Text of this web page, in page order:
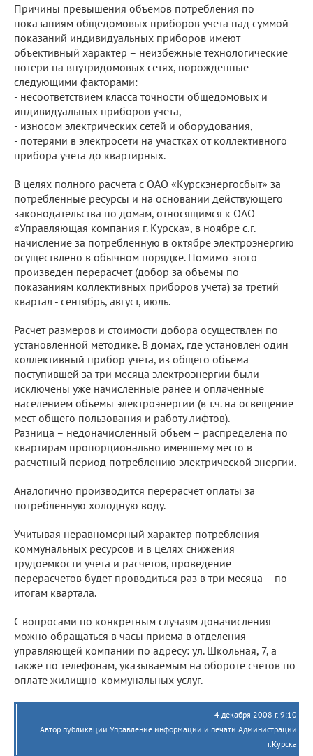
Причины превышения объемов потребления по
показаниям общедомовых приборов учета над суммой
показаний индивидуальных приборов имеют
объективный характер – неизбежные технологические
потери на внутридомовых сетях, порожденные
следующими факторами:
- несоответствием класса точности общедомовых и
индивидуальных приборов учета,
- износом электрических сетей и оборудования,
- потерями в электросети на участках от коллективного
прибора учета до квартирных.
В целях полного расчета с ОАО «Курскэнергосбыт» за
потребленные ресурсы и на основании действующего
законодательства по домам, относящимся к ОАО
«Управляющая компания г. Курска», в ноябре с.г.
начисление за потребленную в октябре электроэнергию
осуществлено в обычном порядке. Помимо этого
произведен перерасчет (добор за объемы по
показаниям коллективных приборов учета) за третий
квартал - сентябрь, август, июль.
Расчет размеров и стоимости добора осуществлен по
установленной методике. В домах, где установлен один
коллективный прибор учета, из общего объема
поступившей за три месяца электроэнергии были
исключены уже начисленные ранее и оплаченные
населением объемы электроэнергии (в т.ч. на освещение
мест общего пользования и работу лифтов).
Разница – недоначисленный объем – распределена по
квартирам пропорционально имевшему место в
расчетный период потреблению электрической энергии.
Аналогично производится перерасчет оплаты за
потребленную холодную воду.
Учитывая неравномерный характер потребления
коммунальных ресурсов и в целях снижения
трудоемкости учета и расчетов, проведение
перерасчетов будет проводиться раз в три месяца – по
итогам квартала.
С вопросами по конкретным случаям доначисления
можно обращаться в часы приема в отделения
управляющей компании по адресу: ул. Школьная, 7, а
также по телефонам, указываемым на обороте счетов по
оплате жилищно-коммунальных услуг.
4 декабря 2008 г. 9:10
Автор публикации Управление информации и печати Администрации
г.Курска